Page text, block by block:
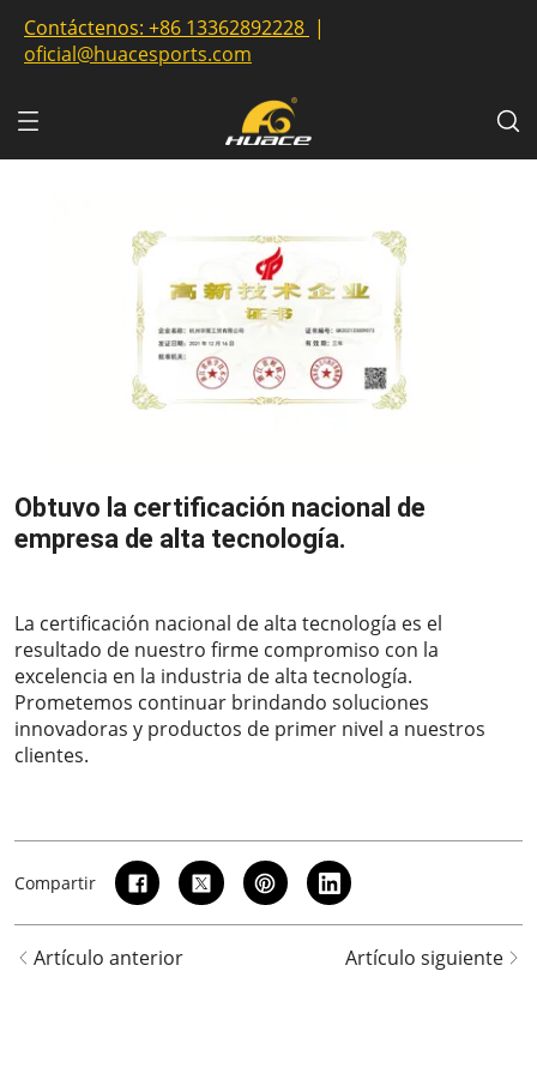
Contáctenos: +86 13362892228 |
oficial@huacesports.com
Obtuvo la certificación nacional de
empresa de alta tecnología.
La certificación nacional de alta tecnología es el
resultado de nuestro firme compromiso con la
excelencia en la industria de alta tecnología.
Prometemos continuar brindando soluciones
innovadoras y productos de primer nivel a nuestros
clientes.
Compartir
Artículo anterior Artículo siguiente